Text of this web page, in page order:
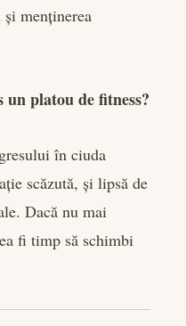
menținerea
platou de fitness?
în ciuda
scăzută, și lipsă de
Dacă nu mai
fi timp să schimbi